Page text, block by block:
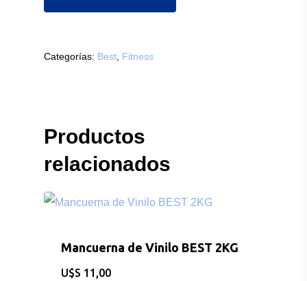
Categorías: Best Fitness
Productos
relacionados
Mancuerna de Vinilo BEST 2KG
$ 11,00